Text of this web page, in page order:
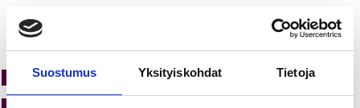
Suostumus Yksityiskohdat Tietoja
K-Citymarket Pori